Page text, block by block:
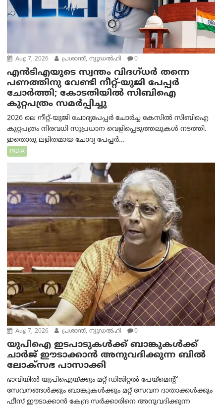
Aug 7, 2026 പ്രശാന്ത്, ന്യൂഡല്‍ഹി 0
എൻ‌ടി‌എയുടെ സ്വന്തം വിദഗ്ധർ തന്നെ
പണത്തിനു വേണ്ടി നീറ്റ്-യു‌ജി പേപ്പർ
ചോർത്തി; കോടതിയില്‍ സിബിഐ
കുറ്റപത്രം സമര്‍പ്പിച്ചു
2026 ലെ നീറ്റ്-യുജി ചോദ്യപേപ്പർ ചോർച്ച കേസിൽ സിബിഐ
കുറ്റപത്രം നിരവധി സുപ്രധാന വെളിപ്പെടുത്തലുകൾ നടത്തി.
ഇതൊരു ലളിതമായ ചോദ്യ പേപ്പർ...
INDIA
Aug 7, 2026 പ്രശാന്ത്, ന്യൂഡല്‍ഹി 0
യുപിഐ ഇടപാടുകൾക്ക് ബാങ്കുകൾക്ക്
ചാർജ് ഈടാക്കാൻ അനുവദിക്കുന്ന ബിൽ
ലോക്‌സഭ പാസാക്കി
ഭാവിയിൽ യുപിഐയ്ക്കും മറ്റ് ഡിജിറ്റൽ പേയ്‌മെന്റ്
സേവനങ്ങൾക്കും ബാങ്കുകൾക്കും മറ്റ് സേവന ദാതാക്കൾക്കും
ഫീസ് ഈടാക്കാൻ കേന്ദ്ര സർക്കാരിനെ അനുവദിക്കുന്ന